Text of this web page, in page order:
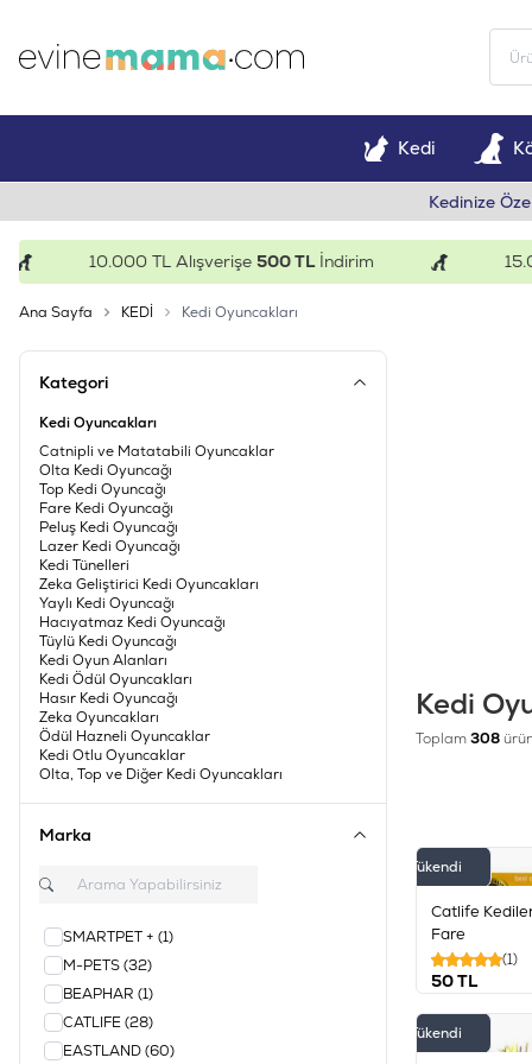
Kedi
Kedinize
10.000 TL Alışverişe500 TLİndirim 15.000
Ana Sayfa KEDİ Kedi Oyuncakları
Kategori
Kedi Oyuncakları
Catnipli ve Matatabili Oyuncaklar
Olta Kedi Oyuncağı
Top Kedi Oyuncağı
Fare Kedi Oyuncağı
Peluş Kedi Oyuncağı
Lazer Kedi Oyuncağı
Kedi Tünelleri
Zeka Geliştirici Kedi Oyuncakları
Yaylı Kedi Oyuncağı
Hacıyatmaz Kedi Oyuncağı
Tüylü Kedi Oyuncağı
Kedi Oyun Alanları
Kedi Ödül Oyuncakları
Hasır Kedi Oyuncağı
Zeka Oyuncakları
Ödül Hazneli Oyuncaklar
Kedi Otlu Oyuncaklar
Olta, Top ve Diğer Kedi Oyuncakları
Marka
SMARTPET + (1)
M-PETS(32)
BEAPHAR (1)
CATLIFE(28)
EASTLAND(60)
Kedi
Toplam308
Tükendi
Catlife
Fare
(1)
50TL
Tükendi